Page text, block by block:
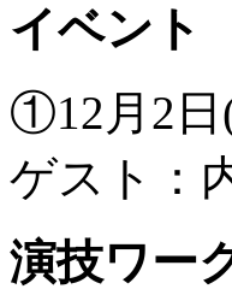
イベント
①12月2
ゲスト：
演技ワー